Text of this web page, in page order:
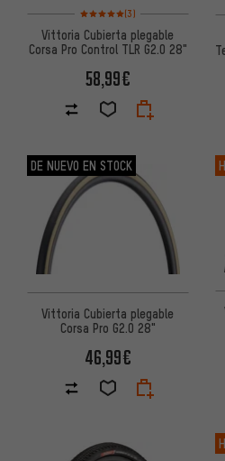
Valoración media: 5 de 5 basada
(3)
Vittoria Cubierta plegable
Corsa Pro Control TLR G2.0 28"
58,99€
DE NUEVO EN STOCK
Vittoria Cubierta plegable
Corsa Pro G2.0 28"
46,99€